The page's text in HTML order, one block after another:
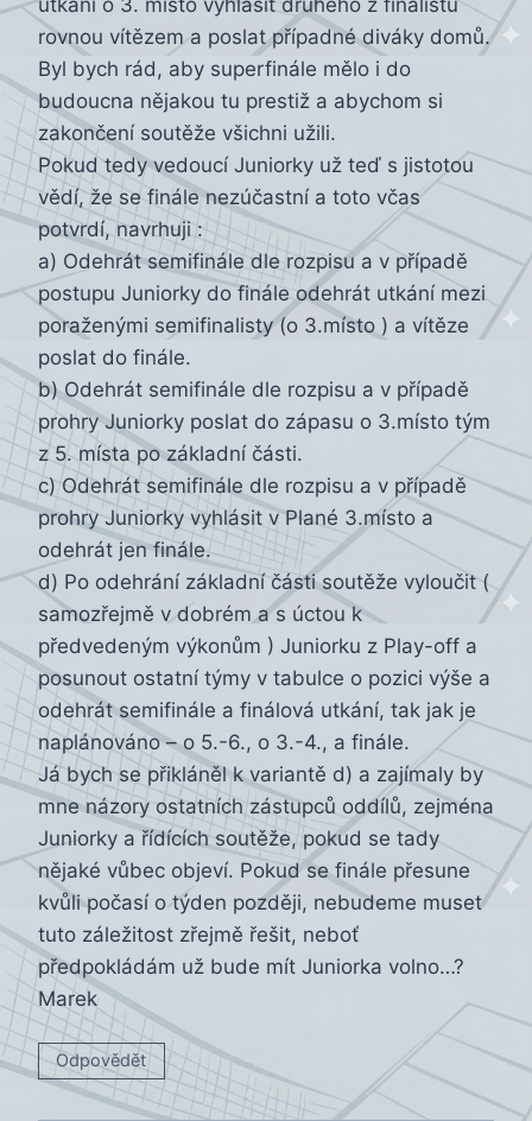
rovnou vítězem a poslat případné diváky domů.
Byl bych rád, aby superfinále mělo i do
budoucna nějakou tu prestiž a abychom si
zakončení soutěže všichni užili.
Pokud tedy vedoucí Juniorky už teď s jistotou
vědí, že se finále nezúčastní a toto včas
potvrdí, navrhuji :
a) Odehrát semifinále dle rozpisu a v případě
postupu Juniorky do finále odehrát utkání mezi
poraženými semifinalisty (o 3.místo ) a vítěze
poslat do finále.
b) Odehrát semifinále dle rozpisu a v případě
prohry Juniorky poslat do zápasu o 3.místo tým
z 5. místa po základní části.
c) Odehrát semifinále dle rozpisu a v případě
prohry Juniorky vyhlásit v Plané 3.místo a
odehrát jen finále.
d) Po odehrání základní části soutěže vyloučit (
samozřejmě v dobrém a s úctou k
předvedeným výkonům ) Juniorku z Play-off a
posunout ostatní týmy v tabulce o pozici výše a
odehrát semifinále a finálová utkání, tak jak je
naplánováno – o 5.-6., o 3.-4., a finále.
Já bych se přikláněl k variantě d) a zajímaly by
mne názory ostatních zástupců oddílů, zejména
Juniorky a řídících soutěže, pokud se tady
nějaké vůbec objeví. Pokud se finále přesune
kvůli počasí o týden později, nebudeme muset
tuto záležitost zřejmě řešit, neboť
předpokládám už bude mít Juniorka volno…?
Marek
Odpovědět